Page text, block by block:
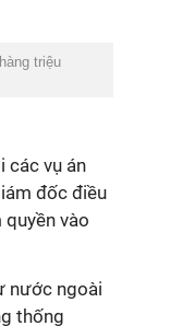
triệu
các vụ án
đốc điều
vào
nước ngoài
thống